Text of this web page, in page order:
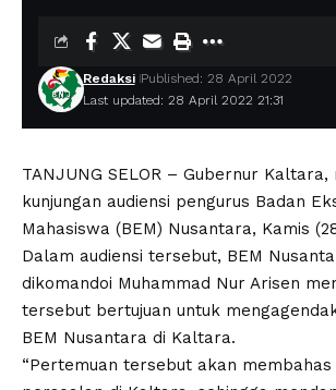
Last updated: 28 April 2022 21:31
Redaksi Published: 28 April 2022
TANJUNG SELOR – Gubernur Kaltara,
kunjungan audiensi pengurus Badan
Mahasiswa (BEM) Nusantara, Kamis
Dalam audiensi tersebut, BEM
dikomandoi Muhammad Nur Arisen
tersebut bertujuan untuk
BEM Nusantara di Kaltara.
“Pertemuan tersebut akan membahas